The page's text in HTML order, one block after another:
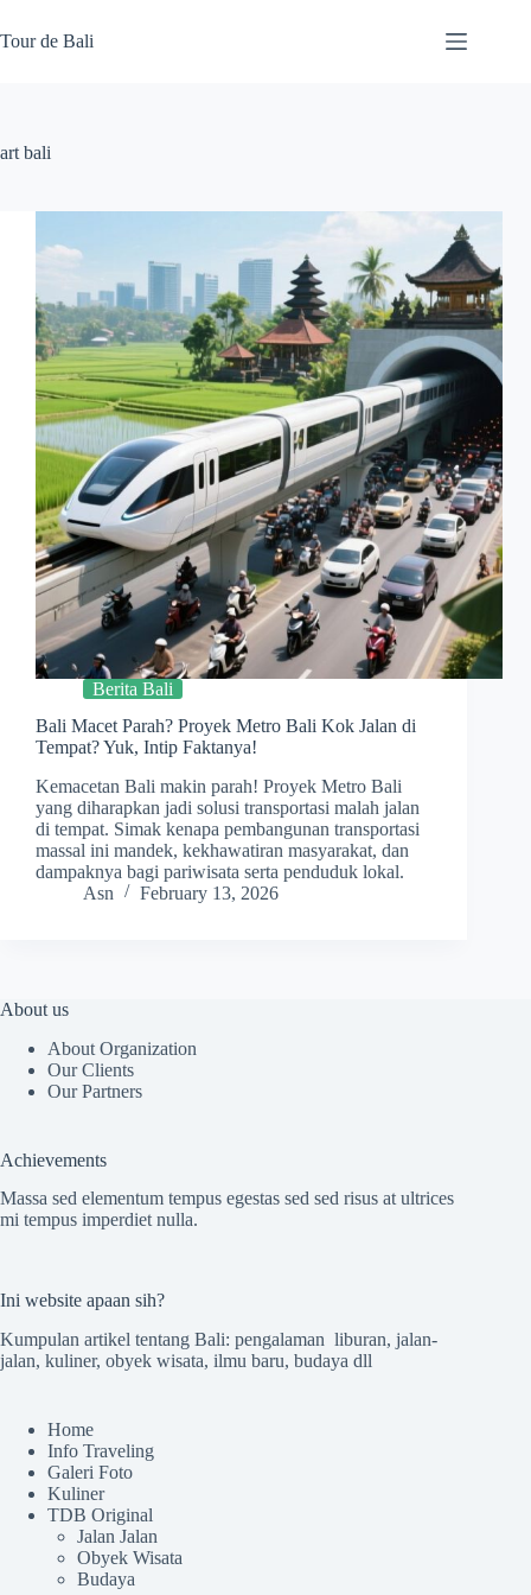
to
content
Tour de Bali
art bali
Berita Bali
Bali Macet Parah? Proyek Metro Bali Kok Jalan di
Tempat? Yuk, Intip Faktanya!
Kemacetan Bali makin parah! Proyek Metro Bali
yang diharapkan jadi solusi transportasi malah jalan
di tempat. Simak kenapa pembangunan transportasi
massal ini mandek, kekhawatiran masyarakat, dan
dampaknya bagi pariwisata serta penduduk lokal.
Asn
February 13, 2026
About us
About Organization
Our Clients
Our Partners
Achievements
Massa sed elementum tempus egestas sed sed risus at ultrices
mi tempus imperdiet nulla.
Ini website apaan sih?
Kumpulan artikel tentang Bali: pengalaman liburan, jalan-
jalan, kuliner, obyek wisata, ilmu baru, budaya dll
Home
Info Traveling
Galeri Foto
Kuliner
TDB Original
Jalan Jalan
Obyek Wisata
Budaya